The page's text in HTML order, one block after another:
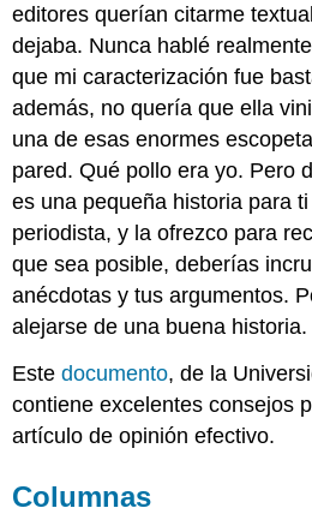
editores querían citarme
dejaba. Nunca hablé
que mi caracterización fue
además, no quería que ella
una de esas enormes
pared. Qué pollo era yo. Pero
es una pequeña historia para
periodista, y la ofrezco para
que sea posible, deberías
anécdotas y tus argumentos.
alejarse de una buena historia.
Estedocumento, de la
contiene excelentes consejos
artículo de opinión efectivo.
Columnas